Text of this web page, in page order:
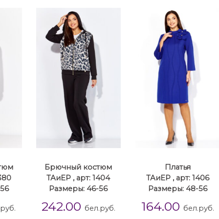
Брючный костюм
ТАиЕР , арт: 1404
Размеры: 46-56
242.00 бел.руб.
Платья
ТАиЕР , арт: 1406
Размеры: 48-56
164.00 бел.руб.